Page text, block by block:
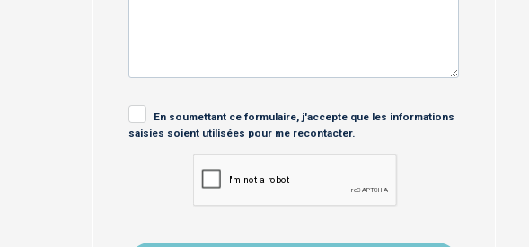
En soumettant ce formulaire, j'accepte que les informations
saisies soient utilisées pour me recontacter.